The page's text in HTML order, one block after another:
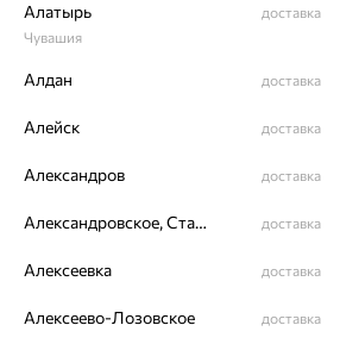
4 платежа по 1 293₽
Нужна помощь
Описание
Вид изделия:печатки
Металл:
Проба:925
Алатырь
Чувашия
доставка
Алдан доставка
Алейск доставка
Александров доставка
Александровское, Ставропольский край доставка
Алексеевка доставка
Алексеево-Лозовское доставка